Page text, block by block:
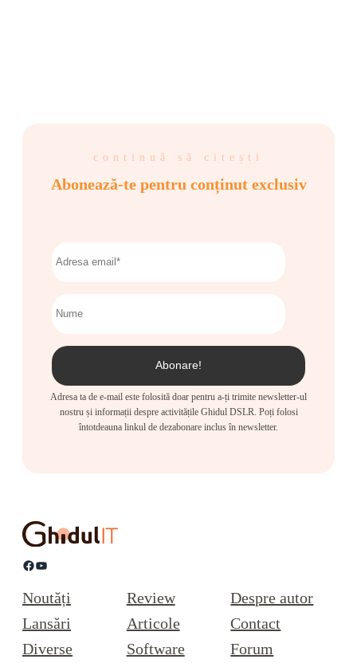
continuă să citești
Abonează-te pentru conținut exclusiv
Adresa ta de e-mail este folosită doar pentru a-ți trimite newsletter-ul
nostru și informații despre activitățile Ghidul DSLR. Poți folosi
întotdeauna linkul de dezabonare inclus în newsletter.
Facebook YouTube
Noutăți
Lansări
Diverse
Review
Articole
Software
Despre autor
Contact
Forum